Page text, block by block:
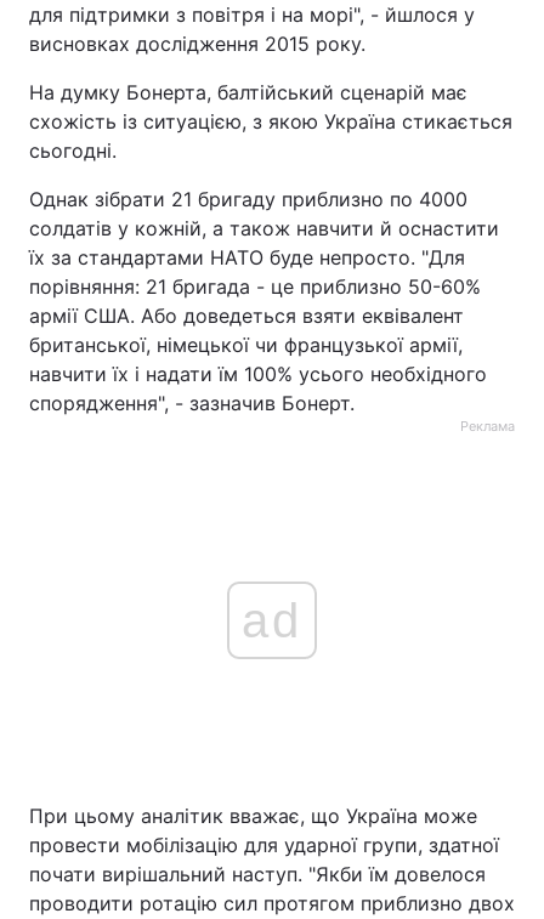
для підтримки з повітря і на морі", - йшлося у
висновках дослідження 2015 року.
На думку Бонерта, балтійський сценарій має
схожість із ситуацією, з якою Україна стикається
сьогодні.
Однак зібрати 21 бригаду приблизно по 4000
солдатів у кожній, а також навчити й оснастити
їх за стандартами НАТО буде непросто. "Для
порівняння: 21 бригада - це приблизно 50-60%
армії США. Або доведеться взяти еквівалент
британської, німецької чи французької армії,
навчити їх і надати їм 100% усього необхідного
спорядження", - зазначив Бонерт.
Реклама
ad
При цьому аналітик вважає, що Україна може
провести мобілізацію для ударної групи, здатної
почати вирішальний наступ. "Якби їм довелося
проводити ротацію сил протягом приблизно двох